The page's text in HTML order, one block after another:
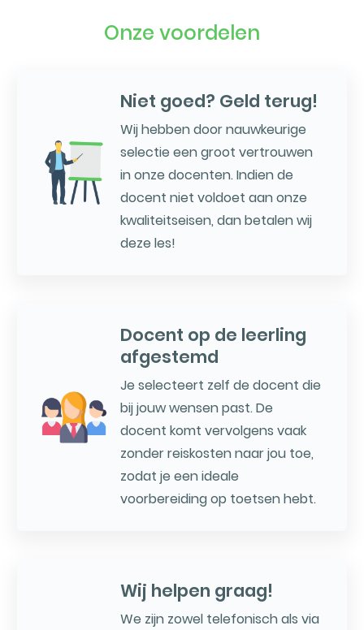
Onze voordelen
Niet goed? Geld terug!
Wij hebben door nauwkeurige
selectie een groot vertrouwen
in onze docenten. Indien de
docent niet voldoet aan onze
kwaliteitseisen, dan betalen wij
deze les!
Docent op de leerling
afgestemd
Je selecteert zelf de docent die
bij jouw wensen past. De
docent komt vervolgens vaak
zonder reiskosten naar jou toe,
zodat je een ideale
voorbereiding op toetsen hebt.
Wij helpen graag!
We zijn zowel telefonisch als via